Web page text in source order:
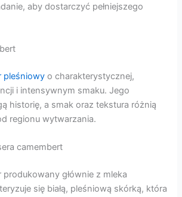
aby dostarczyć pełniejszego
pleśniowy o charakterystycznej,
i intensywnym smaku. Jego
historię, a smak oraz tekstura różnią
regionu wytwarzania.
camembert
głównie z mleka
się białą, pleśniową skórką, która